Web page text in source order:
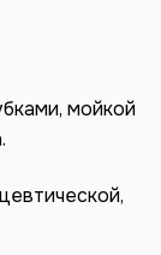
мойкой